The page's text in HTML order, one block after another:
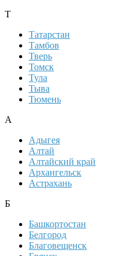
Т
Татарстан
Тамбов
Тверь
Томск
Тула
Тыва
Тюмень
А
Адыгея
Алтай
Алтайский край
Архангельск
Астрахань
Б
Башкортостан
Белгород
Благовещенск